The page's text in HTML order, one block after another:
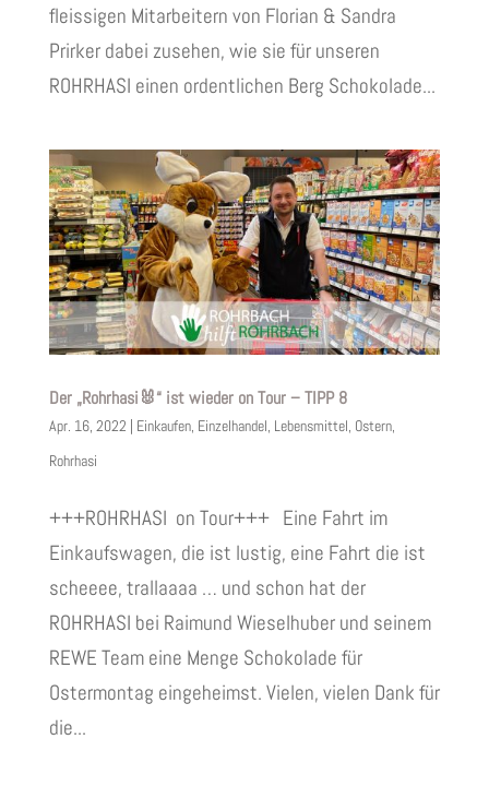
fleissigen Mitarbeitern von Florian & Sandra
Prirker dabei zusehen, wie sie für unseren
ROHRHASI einen ordentlichen Berg Schokolade...
Der „Rohrhasi🐰“ ist wieder on Tour – TIPP 8
Apr. 16, 2022 | Einkaufen, Einzelhandel, Lebensmittel, Ostern,
Rohrhasi
+++ROHRHASI on Tour+++ Eine Fahrt im
Einkaufswagen, die ist lustig, eine Fahrt die ist
scheeee, trallaaaa … und schon hat der
ROHRHASI bei Raimund Wieselhuber und seinem
REWE Team eine Menge Schokolade für
Ostermontag eingeheimst. Vielen, vielen Dank für
die...